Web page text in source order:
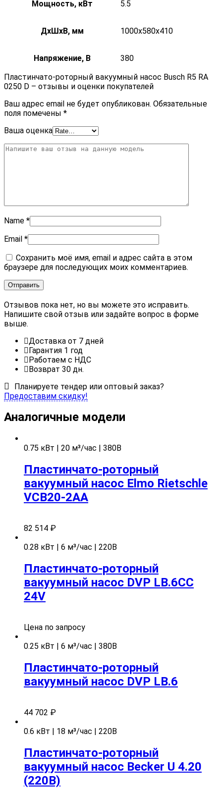
Мощность, кВт 5.5
ДxШxВ, мм 1000x580x410
Напряжение, В
380
Пластинчато-роторный вакуумный насос Busch R5 RA
0250 D – отзывы и оценки покупателей
Ваш адрес email не будет опубликован. Обязательные
поля помечены *
Ваша оценка
Name *
Email *
Сохранить моё имя, email и адрес сайта в этом
браузере для последующих моих комментариев.
Отзывов пока нет, но вы можете это исправить.
Напишите свой отзыв или задайте вопрос в форме
выше.
Доставка от 7 дней
Гарантия 1 год
Работаем с НДС
Возврат 30 дн.
Планируете тендер или оптовый заказ?
Предоставим скидку!
Аналогичные модели
0.75 кВт | 20 м³/час | 380В
Пластинчато-роторный
вакуумный насос Elmo Rietschle
VCB20-2AA
82 514 ₽
0.28 кВт | 6 м³/час | 220В
Пластинчато-роторный
вакуумный насос DVP LB.6CC
24V
Цена по запросу
0.25 кВт | 6 м³/час | 380В
Пластинчато-роторный
вакуумный насос DVP LB.6
44 702 ₽
0.6 кВт | 18 м³/час | 220В
Пластинчато-роторный
вакуумный насос Becker U 4.20
(220В)